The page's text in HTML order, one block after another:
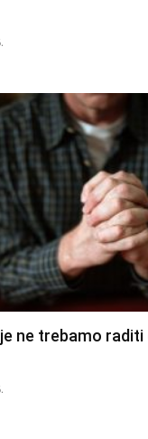
ne trebamo raditi